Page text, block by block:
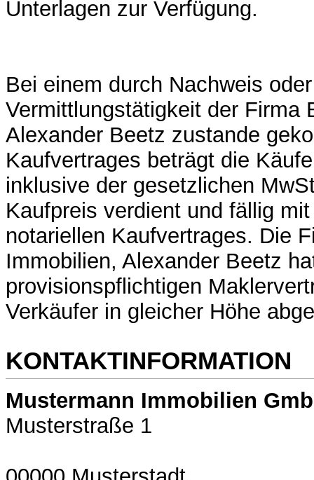
Unterlagen zur Verfügung.
Bei einem durch Nachweis oder
Vermittlungstätigkeit der Firma
Alexander Beetz zustande
Kaufvertrages beträgt die
inklusive der gesetzlichen
Kaufpreis verdient und fällig
notariellen Kaufvertrages. Die
Immobilien, Alexander Beetz
provisionspflichtigen
Verkäufer in gleicher Höhe
KONTAKTINFORMATION
Mustermann Immobilien
Musterstraße 1